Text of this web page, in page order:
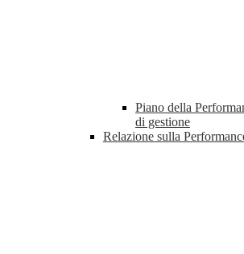
Piano della
di gestione
Relazione sulla